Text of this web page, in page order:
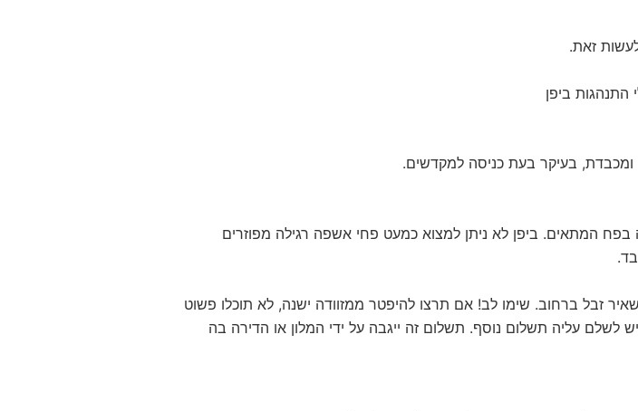
זאת.
בעיקר בעת כניסה למקדשים.
המתאים. ביפן לא ניתן למצוא כמעט פחי אשפה רגילה מפוזרים
זבל ברחוב. שימו לב! אם תרצו להיפטר ממזוודה ישנה, לא תוכלו פשוט
עליה תשלום נוסף. תשלום זה ייגבה על ידי המלון או הדירה בה